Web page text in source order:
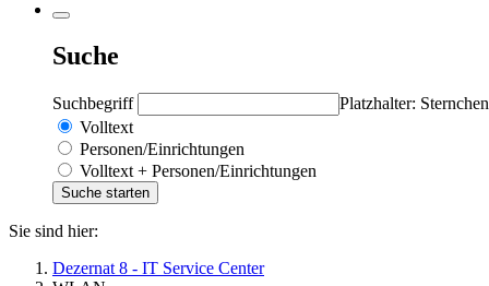
Suche
Suchbegriff
Platzhalter:
Volltext
Personen/Einrichtungen
Volltext + Personen/Einrichtungen
Sie sind hier:
Dezernat 8 - IT Service Center